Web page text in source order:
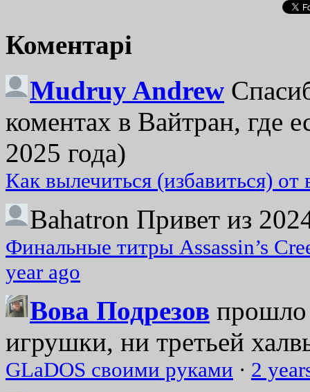
Коментарі
Mudruy Andrew
коментах в Вайтран, где
2025 года)
Как вылечиться (избавиться)
Bahatron Привет из
Финальные титры Assassin’s
year ago
Вова Подрезов прошло
игрушки, ни третьей
GLaDOS своими руками · 2